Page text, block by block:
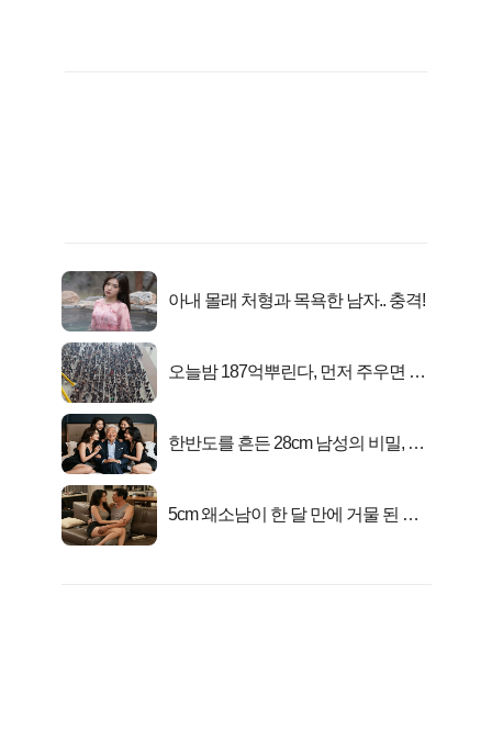
아내 몰래 처형과 목욕한 남자.. 충격!
오늘밤 187억뿌린다, 먼저 주우면 최
한반도를 흔든 28cm 남성의 비밀, 매
5cm 왜소남이 한 달 만에 거물 된 사